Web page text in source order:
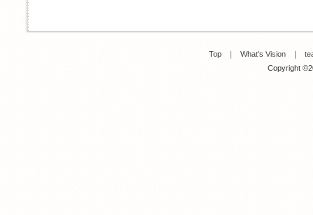
Top ｜ What's Vision ｜
Copyright